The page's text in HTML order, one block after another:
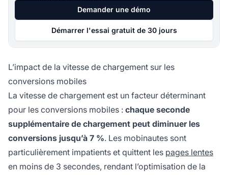
Demander une démo
Démarrer l'essai gratuit de 30 jours
L’impact de la vitesse de chargement sur les
conversions mobiles
La vitesse de chargement est un facteur déterminant
pour les conversions mobiles : chaque seconde
supplémentaire de chargement peut diminuer les
conversions jusqu’à 7 %. Les mobinautes sont
particulièrement impatients et quittent les pages lentes
en moins de 3 secondes, rendant l’optimisation de la